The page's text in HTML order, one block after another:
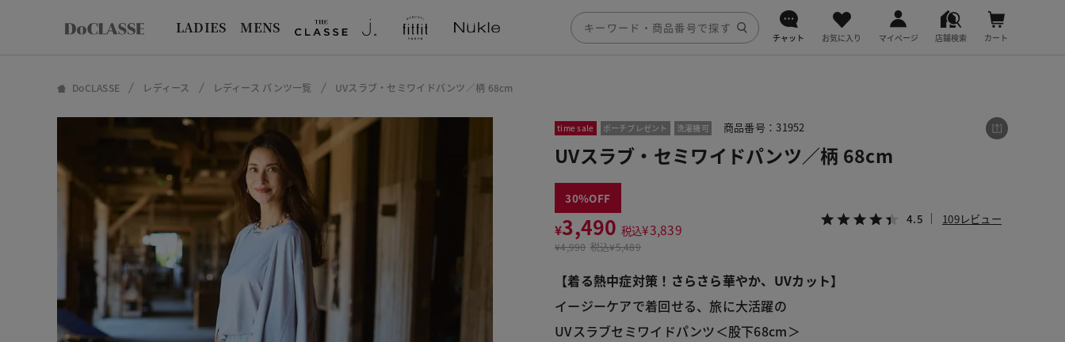
LADIES MENS
チャット お気に入り マイページ 店舗検索 カート
DoCLASSE レディース レディース パンツ一覧 UVスラブ・セミワイドパンツ／柄 68cm
time sale ポーチプレゼント 洗濯機可 商品番号：31952
UVスラブ・セミワイドパンツ／柄 68cm
30
¥3,490 税込¥3,839
¥4,990 税込¥5,489
4.5 109レビュー
【着る熱中症対策！さらさら華やか、UVカット】
イージーケアで着回せる、旅に大活躍の
UVスラブセミワイドパンツ＜股下68cm＞